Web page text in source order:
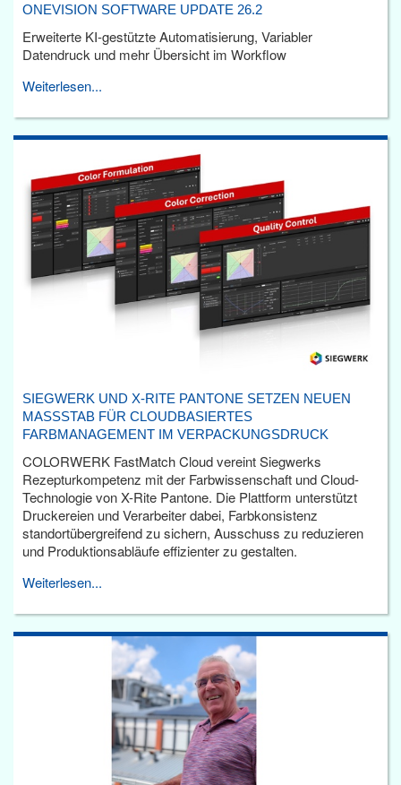
ONEVISION SOFTWARE UPDATE 26.2
Erweiterte KI-gestützte Automatisierung, Variabler
Datendruck und mehr Übersicht im Workflow
Weiterlesen...
SIEGWERK UND X-RITE PANTONE SETZEN NEUEN
MASSSTAB FÜR CLOUDBASIERTES F
ARBMANAGEMENT IM VERPACKUNGSDRUCK
COLORWERK FastMatch Cloud vereint Siegwerks
Rezepturkompetenz mit der Farbwissenschaft und Cloud-
Technologie von X-Rite Pantone. Die Plattform unterstützt
Druckereien und Verarbeiter dabei, Farbkonsistenz
standortübergreifend zu sichern, Ausschuss zu reduzieren
und Produktionsabläufe effizienter zu gestalten.
Weiterlesen...